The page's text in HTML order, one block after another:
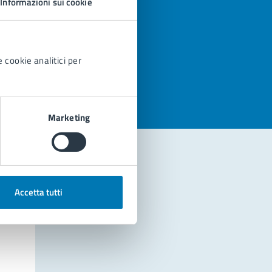
cookie analitici per
Marketing
Accetta tutti